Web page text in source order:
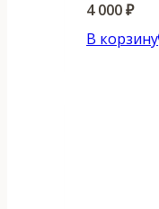
4 000₽
В корзину